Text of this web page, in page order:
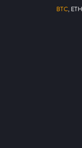
BTC,